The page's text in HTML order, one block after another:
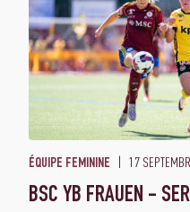
ÉQUIPE FEMININE 17
BSC YB FRAUEN -